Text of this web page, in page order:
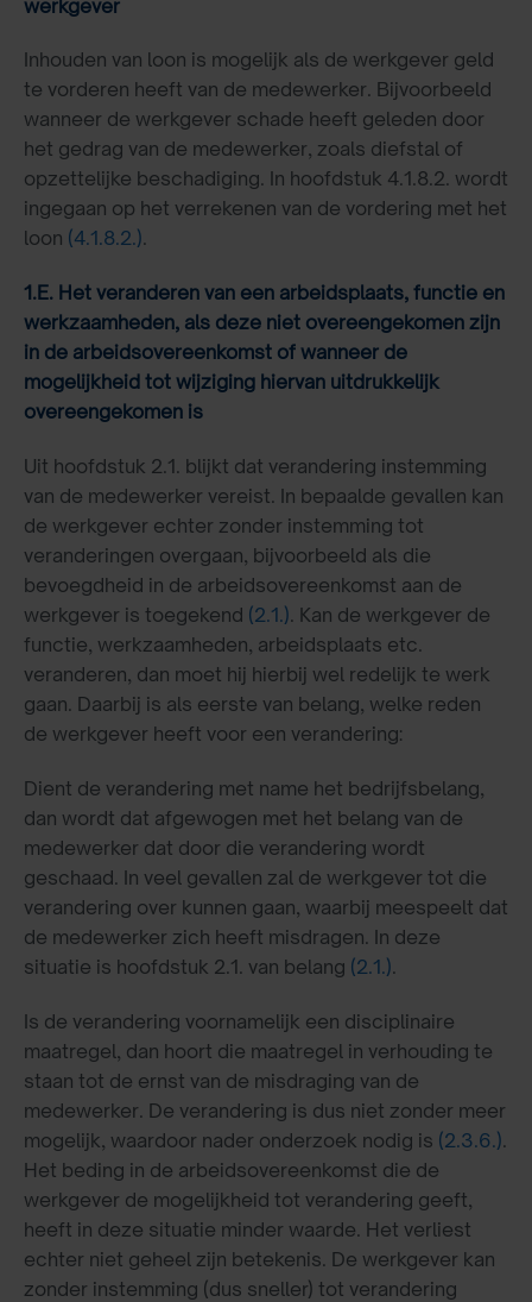
werkgever
Inhouden van loon is mogelijk als de werkgever geld
te vorderen heeft van de medewerker. Bijvoorbeeld
wanneer de werkgever schade heeft geleden door
het gedrag van de medewerker, zoals diefstal of
opzettelijke beschadiging. In hoofdstuk 4.1.8.2. wordt
ingegaan op het verrekenen van de vordering met het
loon (4.1.8.2.).
1.E. Het veranderen van een arbeidsplaats, functie en
werkzaamheden, als deze niet overeengekomen zijn
in de arbeidsovereenkomst of wanneer de
mogelijkheid tot wijziging hiervan uitdrukkelijk
overeengekomen is
Uit hoofdstuk 2.1. blijkt dat verandering instemming
van de medewerker vereist. In bepaalde gevallen kan
de werkgever echter zonder instemming tot
veranderingen overgaan, bijvoorbeeld als die
bevoegdheid in de arbeidsovereenkomst aan de
werkgever is toegekend (2.1.). Kan de werkgever de
functie, werkzaamheden, arbeidsplaats etc.
veranderen, dan moet hij hierbij wel redelijk te werk
gaan. Daarbij is als eerste van belang, welke reden
de werkgever heeft voor een verandering:
Dient de verandering met name het bedrijfsbelang,
dan wordt dat afgewogen met het belang van de
medewerker dat door die verandering wordt
geschaad. In veel gevallen zal de werkgever tot die
verandering over kunnen gaan, waarbij meespeelt dat
de medewerker zich heeft misdragen. In deze
situatie is hoofdstuk 2.1. van belang (2.1.).
Is de verandering voornamelijk een disciplinaire
maatregel, dan hoort die maatregel in verhouding te
staan tot de ernst van de misdraging van de
medewerker. De verandering is dus niet zonder meer
mogelijk, waardoor nader onderzoek nodig is (2.3.6.).
Het beding in de arbeidsovereenkomst die de
werkgever de mogelijkheid tot verandering geeft,
heeft in deze situatie minder waarde. Het verliest
echter niet geheel zijn betekenis. De werkgever kan
zonder instemming (dus sneller) tot verandering